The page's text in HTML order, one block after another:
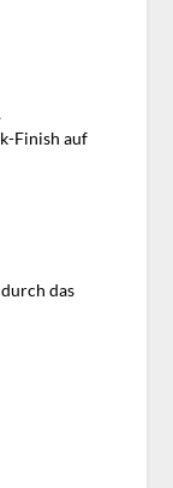
Finish auf
das